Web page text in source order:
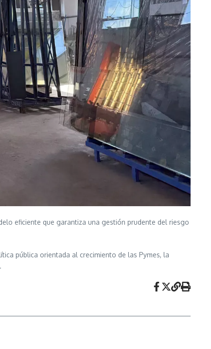
eficiente que garantiza una gestión prudente del riesgo
pública orientada al crecimiento de las Pymes, la